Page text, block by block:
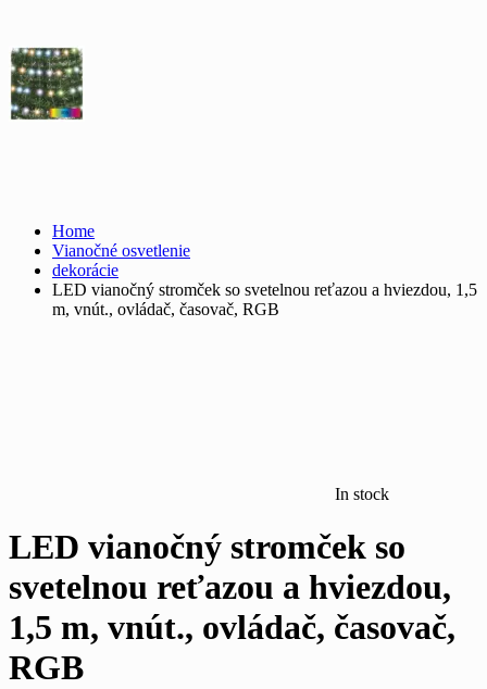
Home
Vianočné osvetlenie
dekorácie
LED vianočný stromček so svetelnou reťazou a hviezdou, 1,5
m, vnút., ovládač, časovač, RGB
In stock
LED vianočný stromček so
svetelnou reťazou a hviezdou,
1,5 m, vnút., ovládač, časovač,
RGB